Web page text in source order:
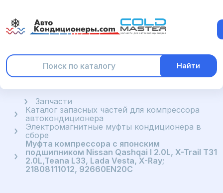
Найти
ГлавнаяЗапчасти
Каталог запасных частей для компрессора
автокондиционера
Электромагнитные муфты кондиционера в
сборе
Муфта компрессора с японским
подшипником Nissan Qashqai I 2.0L, X-Trail T31
2.0L,Teana L33, Lada Vesta, X-Ray;
21808111012, 92660EN20C